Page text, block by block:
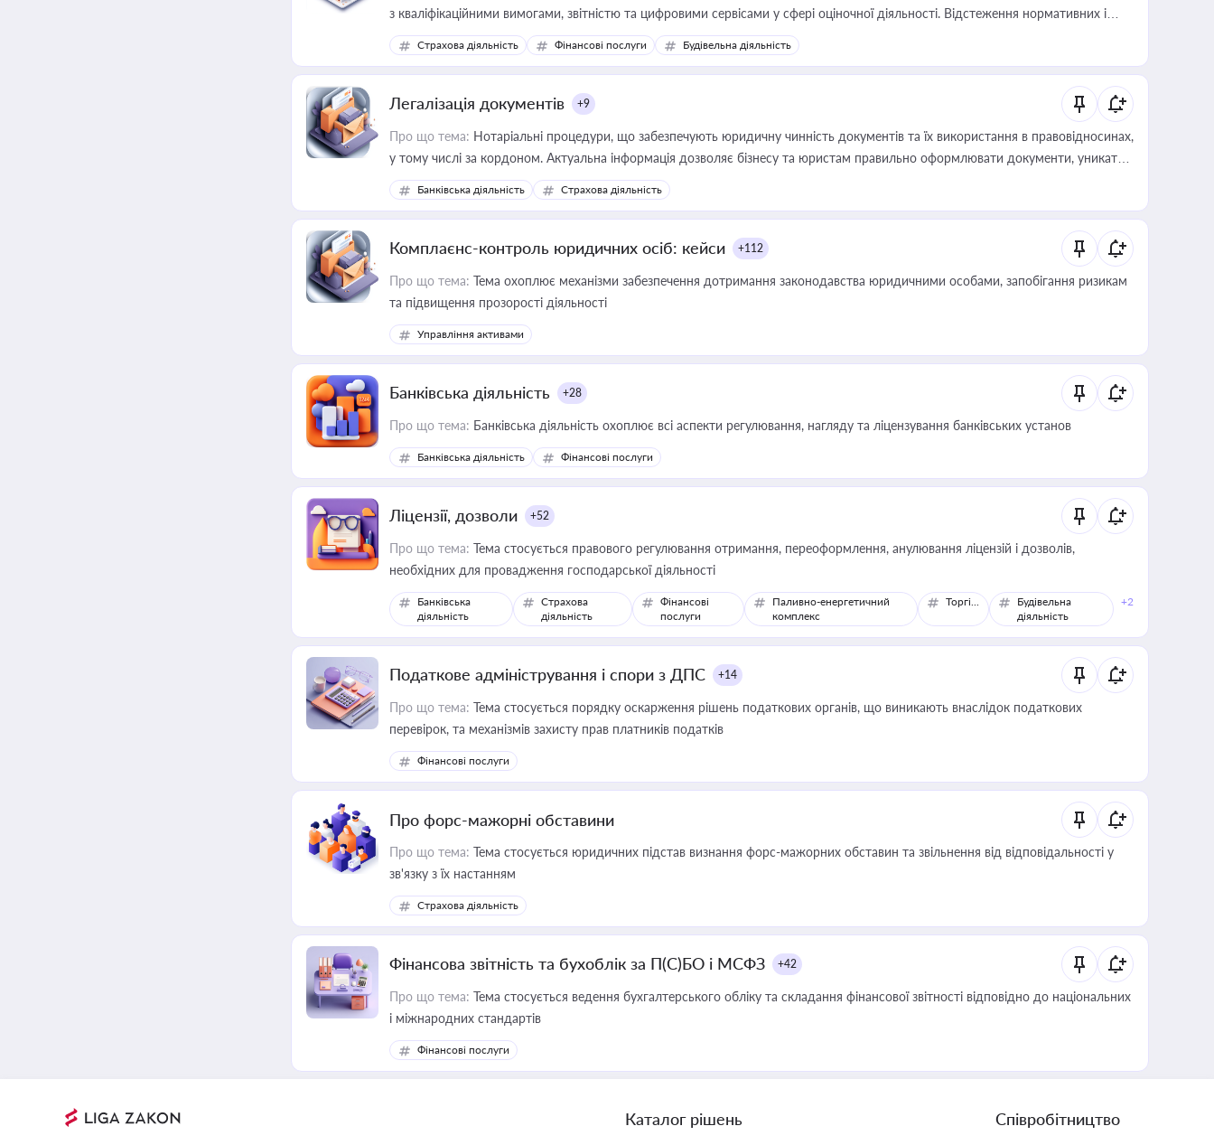
з кваліфікаційними вимогами, звітністю та цифровими сервісами у сфері оціночної діяльності. Відстеження нормативних і
медійних змін у цій сфері корисне для власника бізнесу, керівника, юриста або бухгалтера під час оподаткування,
приватизації, оренди державного майна, корпоративних угод і перевірки статусу суб'єктів оціночної діяльності
Страхова діяльність Фінансові послуги Будівельна діяльність
Легалізація документів +9
Про що тема: Нотаріальні процедури, що забезпечують юридичну чинність документів та їх використання в правовідносинах,
у тому числі за кордоном. Актуальна інформація дозволяє бізнесу та юристам правильно оформлювати документи, уникати
ризиків недійсності та забезпечувати їх належне прийняття органами влади та контрагентами
Банківська діяльність Страхова діяльність
Комплаєнс-контроль юридичних осіб: кейси +112
Про що тема: Тема охоплює механізми забезпечення дотримання законодавства юридичними особами, запобігання ризикам
та підвищення прозорості діяльності
Управління активами
Банківська діяльність +28
Про що тема: Банківська діяльність охоплює всі аспекти регулювання, нагляду та ліцензування банківських установ
Банківська діяльність Фінансові послуги
Ліцензії, дозволи +52
Про що тема: Тема стосується правового регулювання отримання, переоформлення, анулювання ліцензій і дозволів,
необхідних для провадження господарської діяльності
Банківська
діяльність
Страхова
діяльність
Фінансові
послуги
Паливно-енергетичний
комплекс
Торгівля
Будівельна
діяльність
+2
Податкове адміністрування і спори з ДПС +14
Про що тема: Тема стосується порядку оскарження рішень податкових органів, що виникають внаслідок податкових
перевірок, та механізмів захисту прав платників податків
Фінансові послуги
Про форс-мажорні обставини
Про що тема: Тема стосується юридичних підстав визнання форс-мажорних обставин та звільнення від відповідальності у
зв'язку з їх настанням
Страхова діяльність
Фінансова звітність та бухоблік за П(С)БО і МСФЗ +42
Про що тема: Тема стосується ведення бухгалтерського обліку та складання фінансової звітності відповідно до національних
і міжнародних стандартів
Фінансові послуги
Каталог рішень Співробітництво